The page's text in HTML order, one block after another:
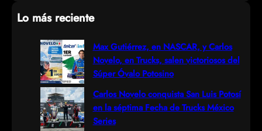
a
Lo más reciente
Max Gutiérrez, en NASCAR, y Carlos
Novelo, en Trucks, salen victoriosos del
Súper Óvalo Potosino
Carlos Novelo conquista San Luis Potosí
en la séptima Fecha de Trucks México
Series